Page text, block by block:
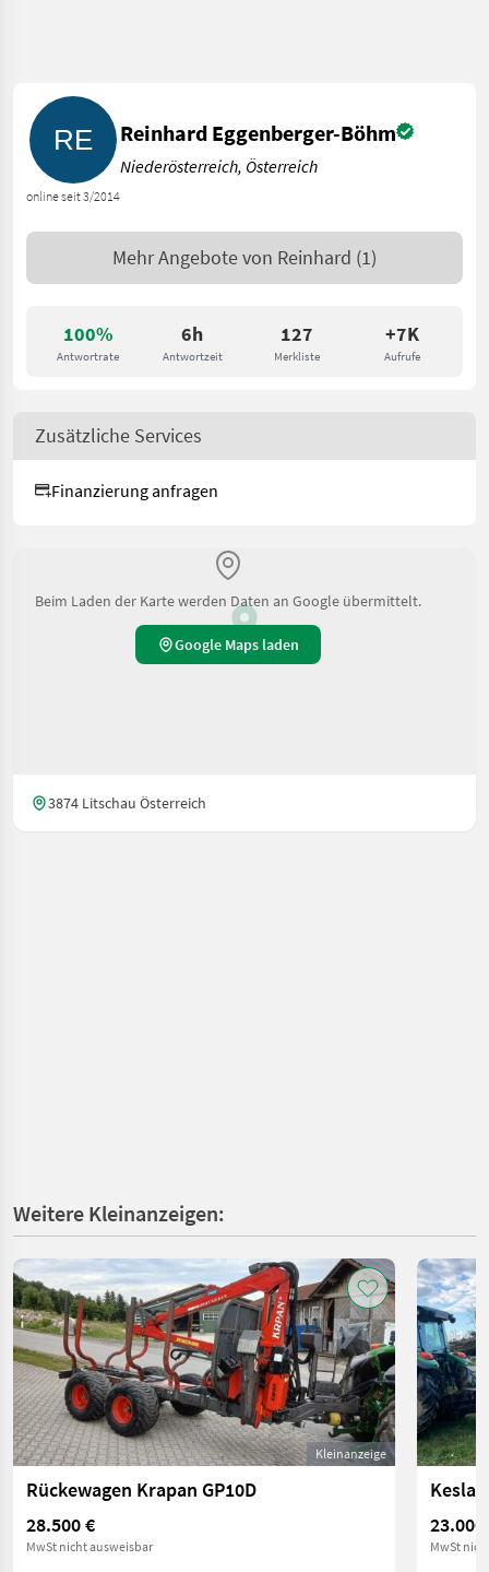
100%
Antwortrate
6h
Antwortzeit
127
Merkliste
+7K
Aufrufe
online seit 3/2014
Reinhard Eggenberger-Böhm
Niederösterreich, Österreich
Mehr Angebote von Reinhard (1)
Zusätzliche Services
Finanzierung anfragen
Beim Laden der Karte werden Daten an Google übermittelt.
Google Maps laden
3874 Litschau Österreich
Weitere Kleinanzeigen:
Kleinanzeige
Rückewagen Krapan GP10D
28.500 €
MwSt nicht ausweisbar
Kesla
23.000
MwSt